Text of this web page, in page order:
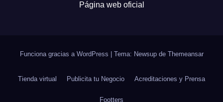
Página web oficial
Funciona gracias a WordPress Tema: Newsup de Themeansar
Tienda virtual Publicita tu Negocio Acreditaciones y Prensa
Footters